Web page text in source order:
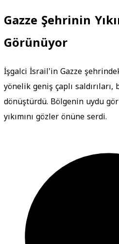
Gazze Şehrinin
Görünüyor
İşgalci İsrail'in Gazze
yönelik geniş çaplı
dönüştürdü. Bölgenin uydu
yıkımını gözler önüne serdi.